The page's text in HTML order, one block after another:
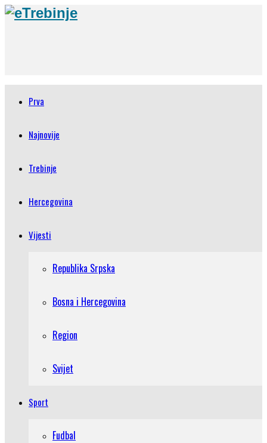
Prva
Najnovije
Trebinje
Hercegovina
Vijesti
Republika Srpska
Bosna i Hercegovina
Region
Svijet
Sport
Fudbal